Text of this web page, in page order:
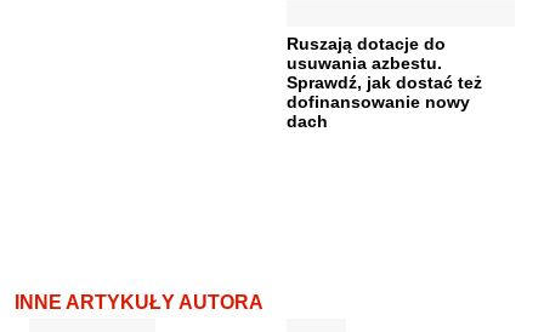
Ruszają dotacje do
usuwania azbestu.
Sprawdź, jak dostać też
dofinansowanie nowy
dach
INNE ARTYKUŁY AUTORA